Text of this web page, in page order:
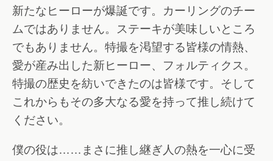
新たなヒーローが爆誕です。カーリングのチー
ムではありません。ステーキが美味しいところ
でもありません。特撮を渇望する皆様の情熱、
愛が産み出した新ヒーロー、フォルティクス。
特撮の歴史を紡いできたのは皆様です。そして
これからもその多大なる愛を持って推し続けて
ください。
僕の役は……まさに推し継ぎ人の熱を一心に受